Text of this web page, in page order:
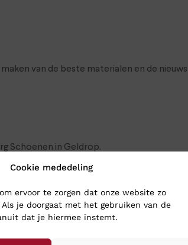
Cookie mededeling
ervoor te zorgen dat onze website zo
je doorgaat met het gebruiken van de
dat je hiermee instemt.
van de beste materialen en de
Schoenen in Geldrop.
ze op werkdagen nog dezelfde